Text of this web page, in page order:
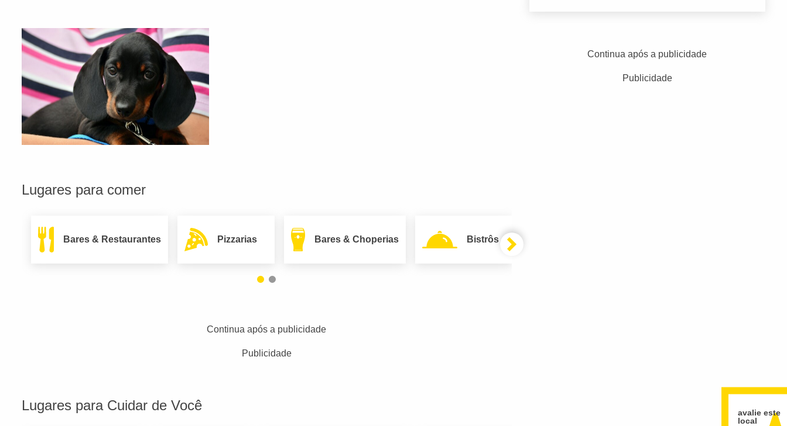
Lugares para comer
Bares & Restaurantes Pizzarias Bares & Choperias Bistrôs
Continua após a publicidade
Publicidade
Lugares para Cuidar de Você
Continua após a publicidade
Publicidade
avalie este
local